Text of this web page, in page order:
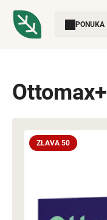
PONUKA
Ottomax+
ZLAVA 50